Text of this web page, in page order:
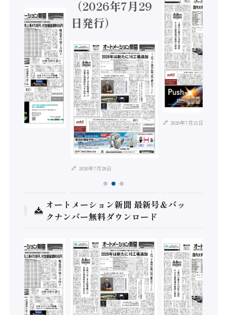
（2026年7月29
日発行）
2026年7月28日
2026年7月21日
オートメーション新聞 最新号＆バッ
クナンバー無料ダウンロード